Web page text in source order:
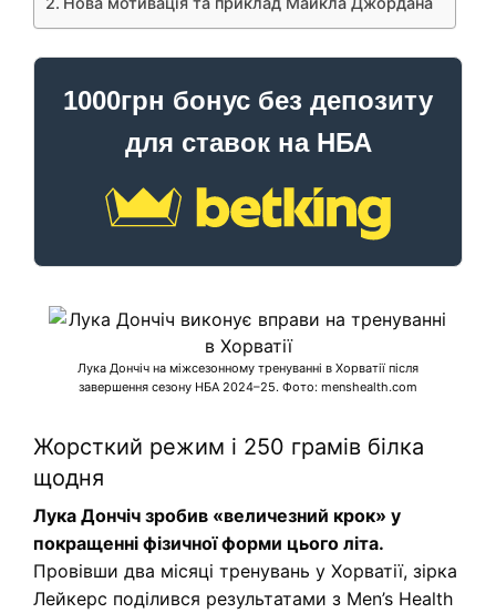
1000грн бонус без депозиту
для ставок на НБА
Лука Дончіч на міжсезонному тренуванні в Хорватії після
завершення сезону НБА 2024–25. Фото: menshealth.com
Жорсткий режим і 250 грамів білка
щодня
Лука Дончіч зробив «величезний крок» у
покращенні фізичної форми цього літа.
Провівши два місяці тренувань у Хорватії, зірка
Лейкерс поділився результатами з Men’s Health